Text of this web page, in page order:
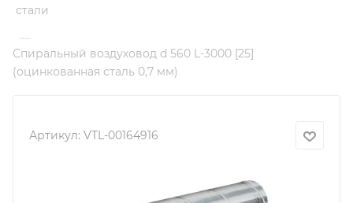
стали
—
Спиральный воздуховод d 560 L-3000 [25]
(оцинкованная сталь 0,7 мм)
Артикул: VTL-00164916